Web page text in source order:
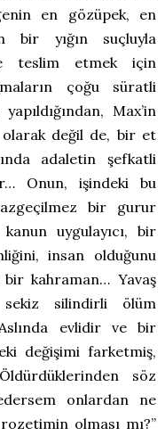
en gözüpek, en
bir yığın suçluyla
teslim etmek için
çoğu süratli
Max’in
değil de, bir et
adaletin şefkatli
Onun, işindeki bu
bir gurur
uygulayıcı, bir
insan olduğunu
kahraman… Yavaş
sekiz silindirli ölüm
evlidir ve bir
değişimi farketmiş,
söz
onlardan ne
olması mı?”